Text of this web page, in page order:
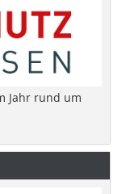
Jahr rund um